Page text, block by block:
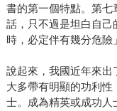
書的第一個特點。第七
話，只不過是坦白自己
時，必定伴有幾分危險
說起來，我國近年來出
大多帶有明顯的功利性
士。成為精英或成功人